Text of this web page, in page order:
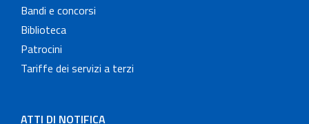
Bandi e concorsi
Biblioteca
Patrocini
Tariffe dei servizi a terzi
ATTI DI NOTIFICA